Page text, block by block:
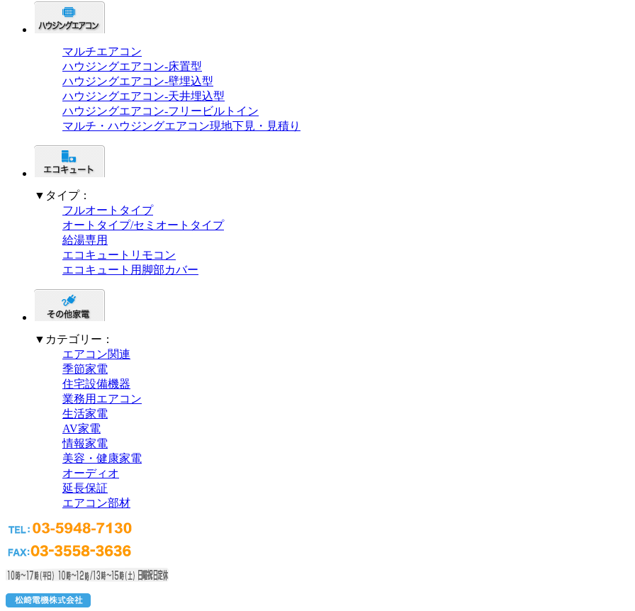
マルチエアコン
ハウジングエアコン-床置型
ハウジングエアコン-壁埋込型
ハウジングエアコン-天井埋込型
ハウジングエアコン-フリービルトイン
マルチ・ハウジングエアコン現地下見・見積り
▼タイプ：
フルオートタイプ
オートタイプ/セミオートタイプ
給湯専用
エコキュートリモコン
エコキュート用脚部カバー
▼カテゴリー：
エアコン関連
季節家電
住宅設備機器
業務用エアコン
生活家電
AV家電
情報家電
美容・健康家電
オーディオ
延長保証
エアコン部材